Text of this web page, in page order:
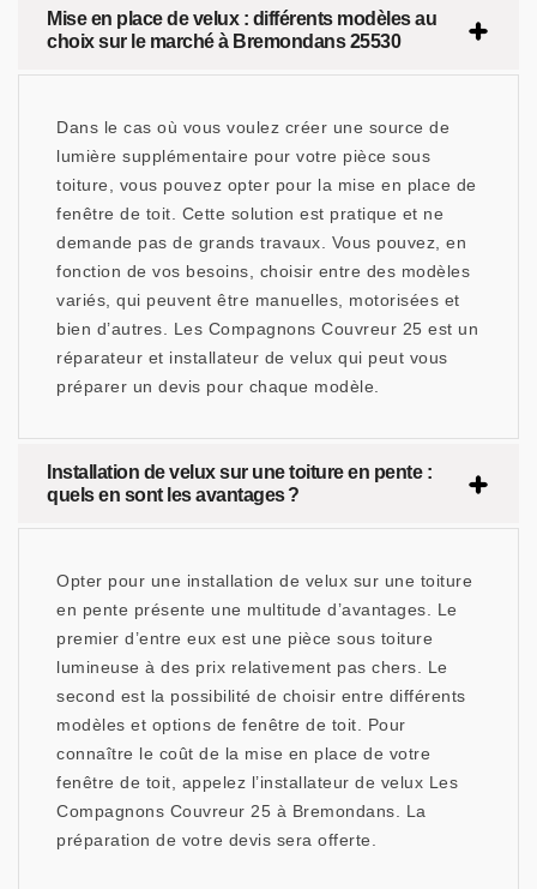
Mise en place de velux : différents modèles au
choix sur le marché à Bremondans 25530
Dans le cas où vous voulez créer une source de
lumière supplémentaire pour votre pièce sous
toiture, vous pouvez opter pour la mise en place de
fenêtre de toit. Cette solution est pratique et ne
demande pas de grands travaux. Vous pouvez, en
fonction de vos besoins, choisir entre des modèles
variés, qui peuvent être manuelles, motorisées et
bien d’autres. Les Compagnons Couvreur 25 est un
réparateur et installateur de velux qui peut vous
préparer un devis pour chaque modèle.
Installation de velux sur une toiture en pente :
quels en sont les avantages ?
Opter pour une installation de velux sur une toiture
en pente présente une multitude d’avantages. Le
premier d’entre eux est une pièce sous toiture
lumineuse à des prix relativement pas chers. Le
second est la possibilité de choisir entre différents
modèles et options de fenêtre de toit. Pour
connaître le coût de la mise en place de votre
fenêtre de toit, appelez l’installateur de velux Les
Compagnons Couvreur 25 à Bremondans. La
préparation de votre devis sera offerte.